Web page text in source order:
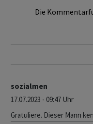
Die
sozialmen
17.07.2023 - 09:47 Uhr
Gratuliere. Dieser Mann